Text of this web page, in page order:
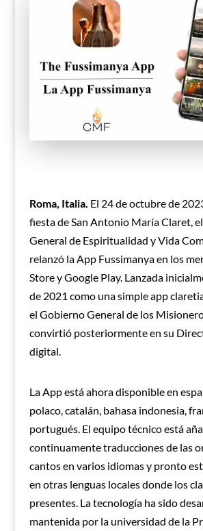
Roma, Italia. El 24 de octubre de
fiesta de San Antonio María Claret,
General de Espiritualidad y Vida
relanzó la App Fussimanya en los
Store y Google Play. Lanzada
de 2021 como una simple app
el Gobierno General de los
convirtió posteriormente en su
digital.
La App está ahora disponible en
polaco, catalán, bahasa indonesia,
portugués. El equipo técnico está
continuamente traducciones de las
cantos en varios idiomas y pronto
en otras lenguas locales donde los
presentes. La tecnología ha sido
mantenida por la universidad de la